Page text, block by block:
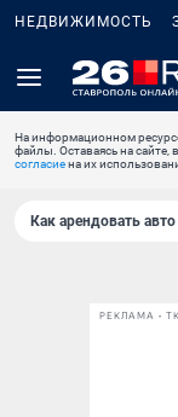
НЕДВИЖИМОСТЬ
На информационном
файлы. Оставаясь на сайте,
согласиена их
Как арендовать
РЕКЛАМА •